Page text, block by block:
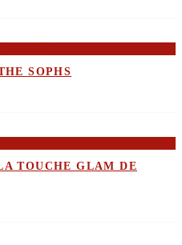
SOPHS
TOUCHE GLAM DE